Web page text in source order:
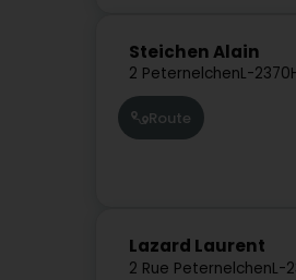
Steichen Alain
2 PeternelchenL-2370
Route
Lazard Laurent
2 Rue PeternelchenL-